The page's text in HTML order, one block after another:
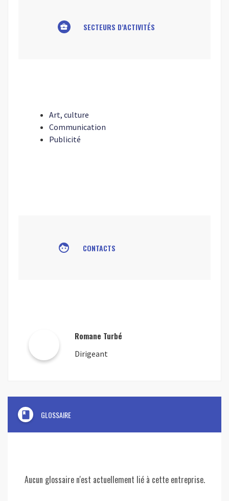
business_center SECTEURS D’ACTIVITÉS
Art, culture
Communication
Publicité
face CONTACTS
Romane Turbé
Dirigeant
book GLOSSAIRE
Aucun glossaire n'est actuellement lié à cette entreprise.